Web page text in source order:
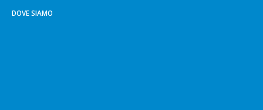
DOVE SIAMO